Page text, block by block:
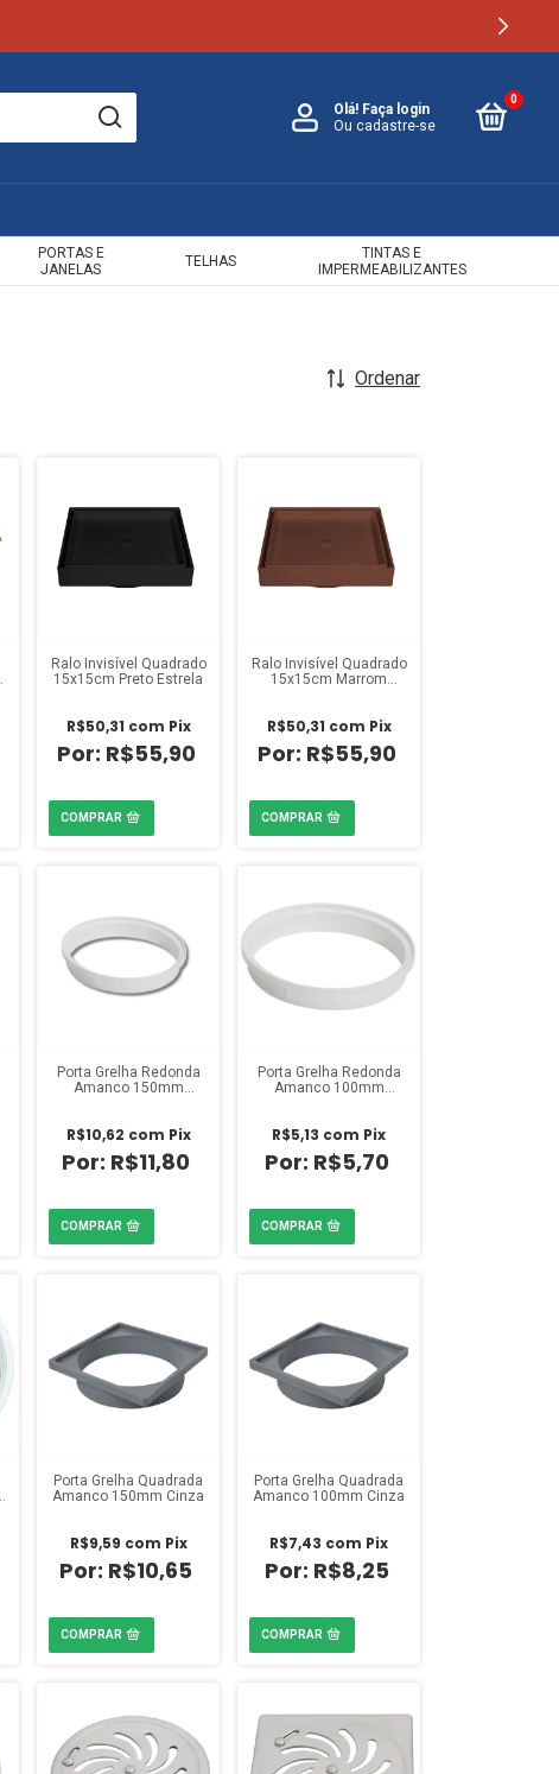
Olá! Faça login
Ou cadastre-se
0
PORTAS E
JANELAS
TELHAS
TINTAS E
IMPERMEABILIZANTES
Ordenar
Ralo Invisível Quadrado
15x15cm Preto Estrela
R$55,90
R$50,31 com Pix
Ralo Invisível Quadrado
15x15cm Marrom
R$55,90
R$50,31 com Pix
Porta Grelha Redonda
Amanco 150mm
R$11,80
R$10,62 com Pix
Porta Grelha Redonda
Amanco 100mm
R$5,70
R$5,13 com Pix
Porta Grelha Quadrada
Amanco 150mm Cinza
R$10,65
R$9,59 com Pix
Porta Grelha Quadrada
Amanco 100mm Cinza
R$8,25
R$7,43 com Pix